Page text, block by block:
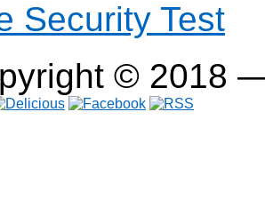
© 2018